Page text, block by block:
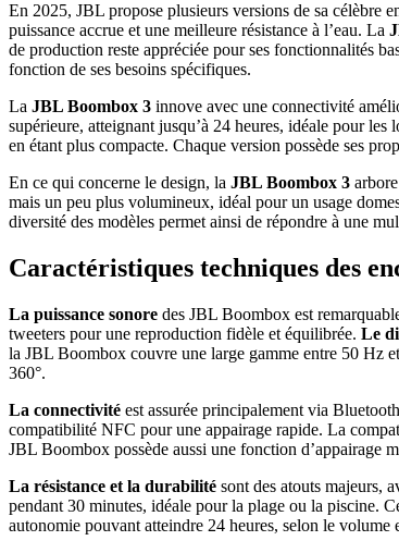
En 2025, JBL propose plusieurs versions de sa célèbre
puissance accrue et une meilleure résistance à l’eau. La
de production reste appréciée pour ses fonctionnalités
fonction de ses besoins spécifiques.
La JBL Boombox 3 innove avec une connectivité
supérieure, atteignant jusqu’à 24 heures, idéale pour les
en étant plus compacte. Chaque version possède ses
En ce qui concerne le design, la JBL Boombox 3
mais un peu plus volumineux, idéal pour un usage
diversité des modèles permet ainsi de répondre à une
Caractéristiques techniques des
La puissance sonore des JBL Boombox est
tweeters pour une reproduction fidèle et équilibrée. Le
la JBL Boombox couvre une large gamme entre 50 Hz
360°.
La connectivité est assurée principalement via
compatibilité NFC pour une appairage rapide. La
JBL Boombox possède aussi une fonction d’appairage
La résistance et la durabilité sont des atouts majeurs,
pendant 30 minutes, idéale pour la plage ou la piscine.
autonomie pouvant atteindre 24 heures, selon le volume